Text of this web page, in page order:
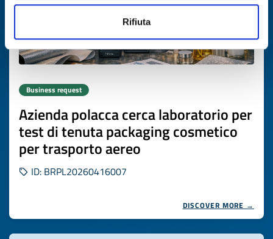
Rifiuta
Business request
Azienda polacca cerca laboratorio per
test di tenuta packaging cosmetico
per trasporto aereo
ID: BRPL20260416007
DISCOVER MORE →